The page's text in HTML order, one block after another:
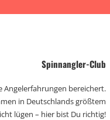
Spinnangler-Club
Angelerfahrungen bereichert.
in Deutschlands größtem
lügen – hier bist Du richtig!